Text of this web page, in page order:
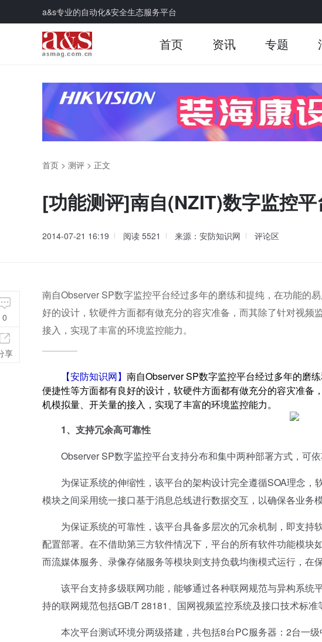
a&s专业的自动化&安全生态服务平台
首页 资讯 专题
首页 > 测评 > 正文
[功能测评]南自(NZIT)数字监控平
2014-07-21 16:19 阅读 5521 来源：安防知识网 评论区
南自Observer SP数字监控平台经过多年的磨练和提纯，在功能的
好的设计，软硬件方面都有做充分的容灾准备，而其除了针对视频
接入，实现了丰富的环境监控能力。
【安防知识网】 南自Observer SP数字监控平台经过多年的磨
便捷性等方面都有良好的设计，软硬件方面都有做充分的容灾准备
机模拟量、开关量的接入，实现了丰富的环境监控能力。
1、支持冗余高可靠性
Observer SP数字监控平台支持分布和集中两种部署方式，可依
为保证系统的伸缩性，该平台的架构设计完全遵循SOA理念，
模块之间采用统一接口基于消息总线进行数据交互，以确保各业务
为保证系统的可靠性，该平台具备多层次的冗余机制，即支持
配置部署。在不借助第三方软件情况下，平台的所有软件功能模块
而流媒体服务、录像存储服务等模块则支持负载均衡模式运行，在
该平台支持多级联网功能，能够通过各种联网规范与异构系统
持的联网规范包括GB/T 28181、国网视频监控系统及接口技术标准
本次平台测试环境分两级搭建，共包括8台PC服务器：2台一级
0
享